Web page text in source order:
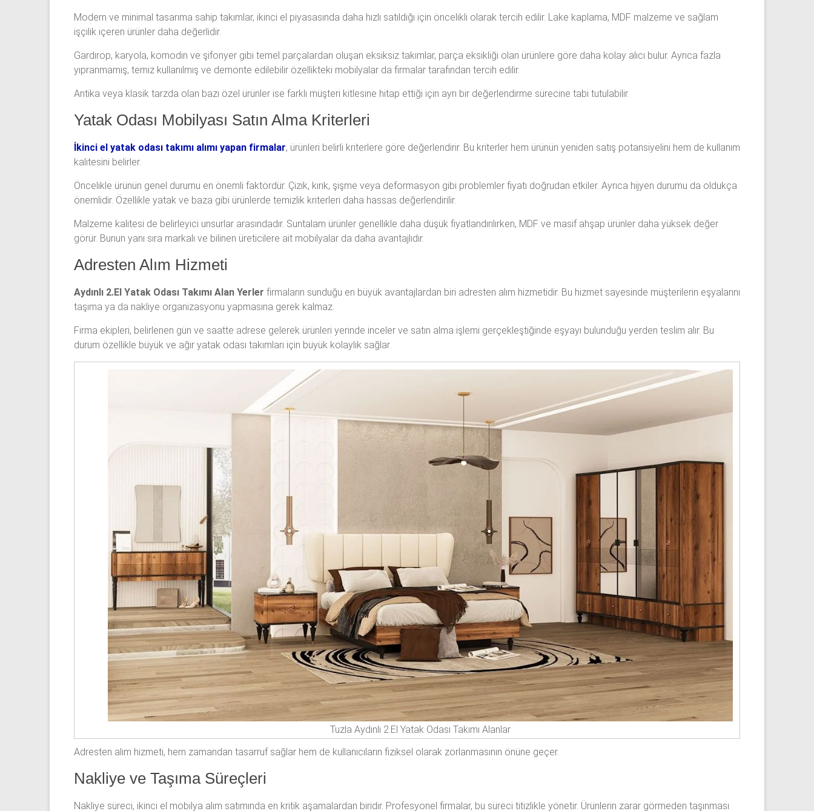
Modern ve minimal tasarıma sahip takımlar, ikinci el piyasasında daha hızlı satıldığı için öncelikli olarak tercih edilir. Lake kaplama, MDF malzeme ve sağlam
işçilik içeren ürünler daha değerlidir.
Gardırop, karyola, komodin ve şifonyer gibi temel parçalardan oluşan eksiksiz takımlar, parça eksikliği olan ürünlere göre daha kolay alıcı bulur. Ayrıca fazla
yıpranmamış, temiz kullanılmış ve demonte edilebilir özellikteki mobilyalar da firmalar tarafından tercih edilir.
Antika veya klasik tarzda olan bazı özel ürünler ise farklı müşteri kitlesine hitap ettiği için ayrı bir değerlendirme sürecine tabi tutulabilir.
Yatak Odası Mobilyası Satın Alma Kriterleri
İkinci el yatak odası takımı alımı yapan firmalar, ürünleri belirli kriterlere göre değerlendirir. Bu kriterler hem ürünün yeniden satış potansiyelini hem de kullanım
kalitesini belirler.
Öncelikle ürünün genel durumu en önemli faktördür. Çizik, kırık, şişme veya deformasyon gibi problemler fiyatı doğrudan etkiler. Ayrıca hijyen durumu da oldukça
önemlidir. Özellikle yatak ve baza gibi ürünlerde temizlik kriterleri daha hassas değerlendirilir.
Malzeme kalitesi de belirleyici unsurlar arasındadır. Suntalam ürünler genellikle daha düşük fiyatlandırılırken, MDF ve masif ahşap ürünler daha yüksek değer
görür. Bunun yanı sıra markalı ve bilinen üreticilere ait mobilyalar da daha avantajlıdır.
Adresten Alım Hizmeti
Aydınlı 2.El Yatak Odası Takımı Alan Yerler firmaların sunduğu en büyük avantajlardan biri adresten alım hizmetidir. Bu hizmet sayesinde müşterilerin eşyalarını
taşıma ya da nakliye organizasyonu yapmasına gerek kalmaz.
Firma ekipleri, belirlenen gün ve saatte adrese gelerek ürünleri yerinde inceler ve satın alma işlemi gerçekleştiğinde eşyayı bulunduğu yerden teslim alır. Bu
durum özellikle büyük ve ağır yatak odası takımları için büyük kolaylık sağlar.
Tuzla Aydınlı 2.El Yatak Odası Takımı Alanlar
Adresten alım hizmeti, hem zamandan tasarruf sağlar hem de kullanıcıların fiziksel olarak zorlanmasının önüne geçer.
Nakliye ve Taşıma Süreçleri
Nakliye süreci, ikinci el mobilya alım satımında en kritik aşamalardan biridir. Profesyonel firmalar, bu süreci titizlikle yönetir. Ürünlerin zarar görmeden taşınması